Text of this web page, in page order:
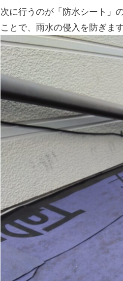
次に行うのが「防水シート」
ことで、雨水の侵入を防ぎます